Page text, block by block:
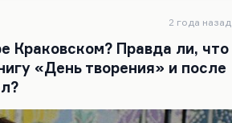
магический реализм.
что Орлов –…
2 года назад
Краковском? Правда ли, что
«День творения» и после